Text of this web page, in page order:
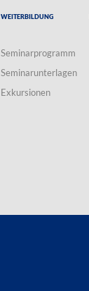
Weiterbildung
Seminarprogramm
Seminarunterlagen
Exkursionen